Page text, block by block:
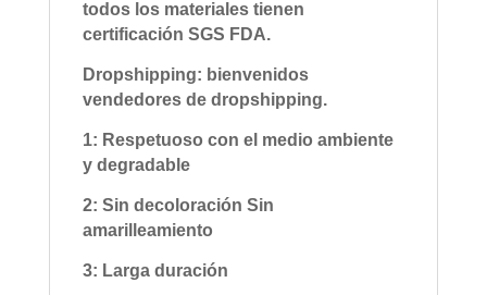
todos los materiales tienen
certificación SGS FDA.
Dropshipping: bienvenidos
vendedores de dropshipping.
1: Respetuoso con el medio ambiente
y degradable
2: Sin decoloración Sin
amarilleamiento
3: Larga duración